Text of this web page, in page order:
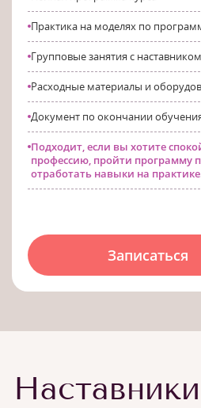
Практика на моделях по
Групповые занятия с наставником
Расходные материалы и
Документ по окончании
Подходит, если вы хотите
профессию, пройти программу
отработать навыки на
Записаться